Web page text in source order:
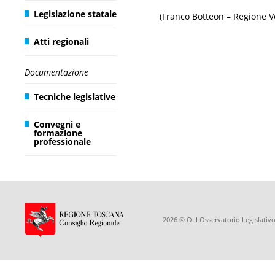
Legislazione statale
Atti regionali
Documentazione
Tecniche legislative
Convegni e
formazione
professionale
(Franco Botteon – Regione
2026 © OLI Osservatorio